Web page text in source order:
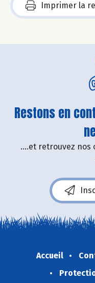
Imprimer la
Restons en
....et retrouvez nos
Accueil